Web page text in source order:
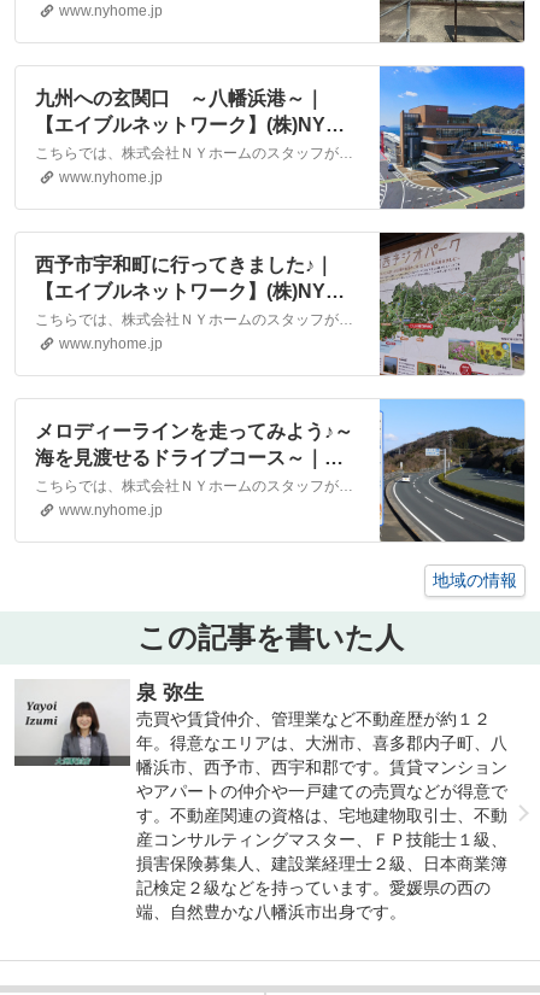
市・大洲市の賃貸・不動産
www.nyhome.jp
九州への玄関口 ～八幡浜港～｜
【エイブルネットワーク】(株)NYホ
ーム 松山市・大洲市の賃貸・不動
産
こちらでは、株式会社ＮＹホームのスタッフが執筆したスタッフブログ記事、「九州への玄関口 ～八幡浜港～」をご紹介しております。他にも様々なテーマの記事がありますので、お住まい探しの合間にぜひご一読ください！
www.nyhome.jp
西予市宇和町に行ってきました♪｜
【エイブルネットワーク】(株)NYホ
ーム 松山市・大洲市の賃貸・不動
産
こちらでは、株式会社ＮＹホームのスタッフが執筆したスタッフブログ記事、「西予市宇和町に行ってきました♪」をご紹介しております。他にも様々なテーマの記事がありますので、お住まい探しの合間にぜひご一読ください！
www.nyhome.jp
メロディーラインを走ってみよう♪～
海を見渡せるドライブコース～｜松
山市・大洲市の賃貸・不動産なら株
式会社NYホーム
こちらでは、株式会社ＮＹホームのスタッフが執筆したスタッフブログ記事、「メロディーラインを走ってみよう♪～海を見渡せるドライブコース～」をご紹介しております。他にも様々なテーマの記事がありますので、お住まい探しの合間にぜひご一読ください！
www.nyhome.jp
地域の情報
この記事を書いた人
泉 弥生
売買や賃貸仲介、管理業など不動産歴が約１２
年。得意なエリアは、大洲市、喜多郡内子町、八
幡浜市、西予市、西宇和郡です。賃貸マンション
やアパートの仲介や一戸建ての売買などが得意で
す。不動産関連の資格は、宅地建物取引士、不動
産コンサルティングマスター、ＦＰ技能士１級、
損害保険募集人、建設業経理士２級、日本商業簿
記検定２級などを持っています。愛媛県の西の
端、自然豊かな八幡浜市出身です。